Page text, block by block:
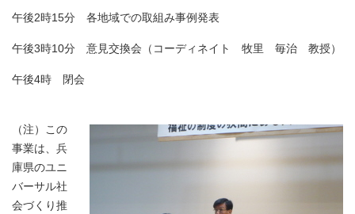
午後2時15分 各地域での取組み事例発表
午後3時10分 意見交換会（コーディネイト 牧里 毎治 教授）
午後4時 閉会
（注）この
事業は、兵
庫県のユニ
バーサル社
会づくり推